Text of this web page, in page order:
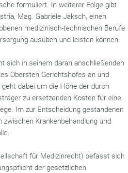
formuliert. In weiterer Folge gibt
Mag. Gabriele Jaksch, einen
medizinisch-technischen Berufe
ausüben und leisten können.
sich in seinem daran anschließenden
Obersten Gerichtshofes an und
dabei um die Höhe der durch
zu ersetzenden Kosten für eine
Im zur Entscheidung gestandenen
zwischen Krankenbehandlung und
für Medizinrecht) befasst sich
der gesetzlichen